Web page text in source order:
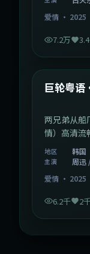
爱情 · 2025
7.2万
最新
韩国
巨轮粤
两兄弟从船
情）高清流
地区 韩国
主演
周迅
爱情 · 2025
6.2千 2